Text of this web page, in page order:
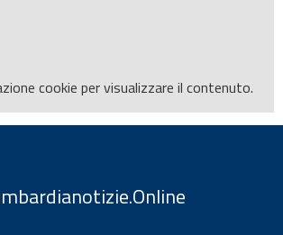
cookie per visualizzare il contenuto.